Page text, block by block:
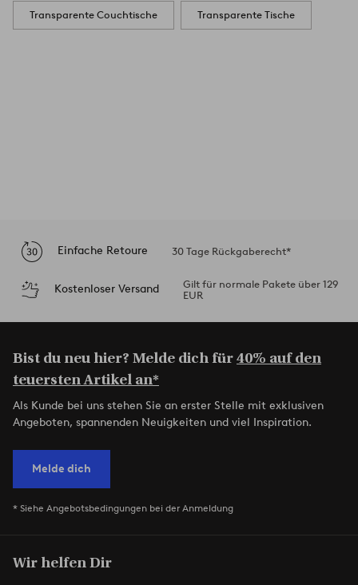
Transparente Couchtische Transparente Tische
Einfache Retoure 30 Tage Rückgaberecht*
Kostenloser Versand
Gilt für normale Pakete über 129
EUR
Bist du neu hier? Melde dich für40% auf den
teuersten Artikel an*
Als Kunde bei uns stehen Sie an erster Stelle mit exklusiven
Angeboten, spannenden Neuigkeiten und viel Inspiration.
Melde dich
* Siehe Angebotsbedingungen bei der Anmeldung
Wir helfen Dir